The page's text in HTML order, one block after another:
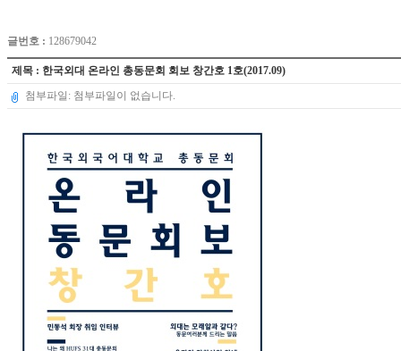
글번호 : 128679042
제목 : 한국외대 온라인 총동문회 회보 창간호 1호(2017.09)
첨부파일: 첨부파일이 없습니다.